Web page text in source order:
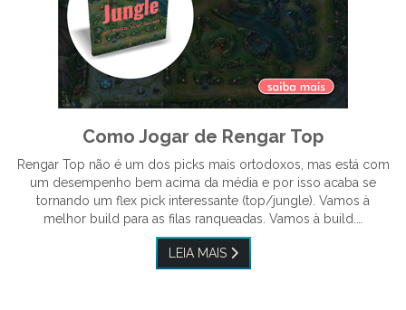
Como Jogar de Rengar Top
Rengar Top não é um dos picks mais ortodoxos, mas está com
um desempenho bem acima da média e por isso acaba se
tornando um flex pick interessante (top/jungle). Vamos à
melhor build para as filas ranqueadas. Vamos à build.…
LEIA MAIS